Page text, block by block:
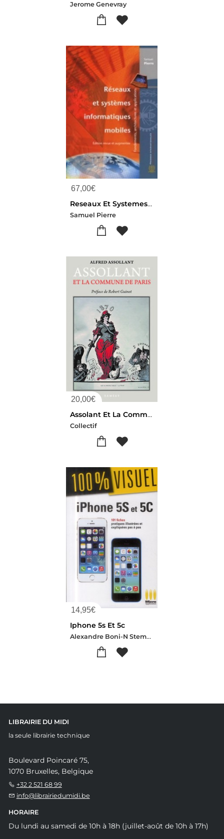
Jerome Genevray
67,00€
Reseaux Et Systemes Informatiques Mobiles, Ed. Revue Et Augmentee : Fondements, Architectures Et Applications
Samuel Pierre
20,00€
Assolant Et La Commune De Paris
Collectif
14,95€
Iphone 5s Et 5c
Alexandre Boni-N Stemart
LIBRAIRIE DU MIDI
la seule librairie technique
Boulevard Poincaré 75,
1070 Bruxelles, Belgique
+32 2 521 68 99
info@librairiedumidi.be
HORAIRE
Du lundi au samedi de 10h à 18h (juillet-août de 10h à 17h)